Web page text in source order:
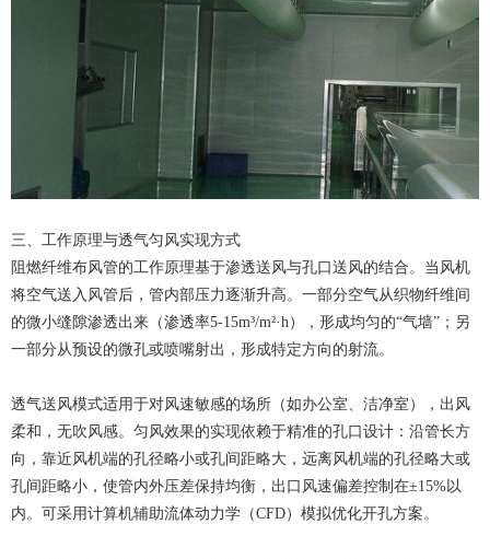
三、工作原理与透气匀风实现方式
阻燃纤维布风管的工作原理基于渗透送风与孔口送风的结合。当风机
将空气送入风管后，管内部压力逐渐升高。一部分空气从织物纤维间
的微小缝隙渗透出来（渗透率5-15m³/m²·h），形成均匀的“气墙”；另
一部分从预设的微孔或喷嘴射出，形成特定方向的射流。
透气送风模式适用于对风速敏感的场所（如办公室、洁净室），出风
柔和，无吹风感。匀风效果的实现依赖于精准的孔口设计：沿管长方
向，靠近风机端的孔径略小或孔间距略大，远离风机端的孔径略大或
孔间距略小，使管内外压差保持均衡，出口风速偏差控制在±15%以
内。可采用计算机辅助流体动力学（CFD）模拟优化开孔方案。